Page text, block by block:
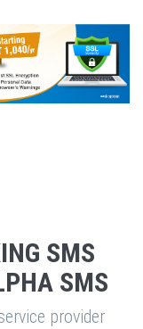
SMS
SMS
provider